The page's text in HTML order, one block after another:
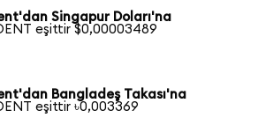
Singapur Doları'na
eşittir $0,00003489
Bangladeş Takası'na
eşittir ৳0,003369